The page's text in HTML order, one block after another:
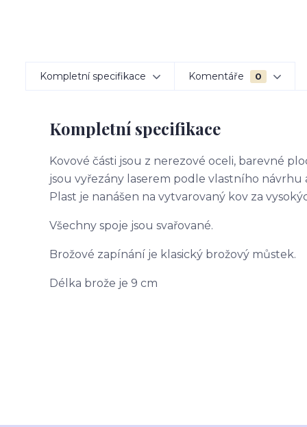
Kompletní specifikace Komentáře 0
Kompletní specifikace
Kovové části jsou z nerezové oceli, barevné
jsou vyřezány laserem podle vlastního
Plast je nanášen na vytvarovaný kov za
Všechny spoje jsou svařované.
Brožové zapínání je klasický brožový můstek.
Délka brože je 9 cm